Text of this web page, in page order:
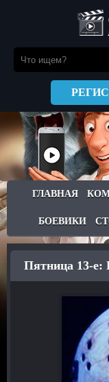
ГЛАВНАЯ
БОЕВИКИ